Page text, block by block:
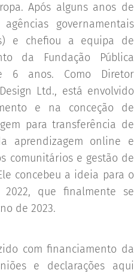
Após alguns anos de
governamentais
e chefiou a equipa de
da Fundação Pública
6 anos. Como Diretor
Ltd., está envolvido
e na conceção de
para transferência de
aprendizagem online e
comunitários e gestão de
concebeu a ideia para o
2022, que finalmente se
de 2023.
com financiamento da
e declarações aqui